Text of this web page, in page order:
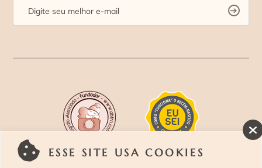
ESSE SITE USA COOKIES